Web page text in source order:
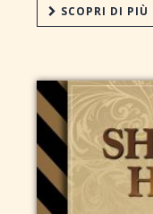
SCOPRI DI PIÙ